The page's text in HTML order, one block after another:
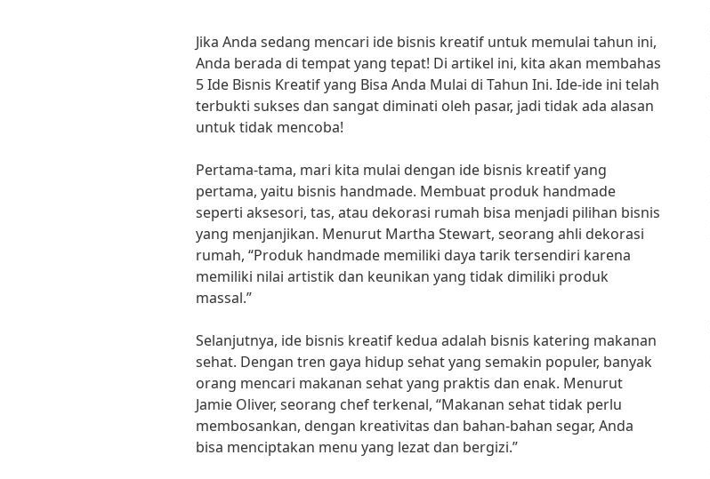
Jika Anda sedang mencari ide bisnis kreatif untuk memulai tahun ini,
Anda berada di tempat yang tepat! Di artikel ini, kita akan membahas
5 Ide Bisnis Kreatif yang Bisa Anda Mulai di Tahun Ini. Ide-ide ini telah
terbukti sukses dan sangat diminati oleh pasar, jadi tidak ada alasan
untuk tidak mencoba!
Pertama-tama, mari kita mulai dengan ide bisnis kreatif yang
pertama, yaitu bisnis handmade. Membuat produk handmade
seperti aksesori, tas, atau dekorasi rumah bisa menjadi pilihan bisnis
yang menjanjikan. Menurut Martha Stewart, seorang ahli dekorasi
rumah, “Produk handmade memiliki daya tarik tersendiri karena
memiliki nilai artistik dan keunikan yang tidak dimiliki produk
massal.”
Selanjutnya, ide bisnis kreatif kedua adalah bisnis katering makanan
sehat. Dengan tren gaya hidup sehat yang semakin populer, banyak
orang mencari makanan sehat yang praktis dan enak. Menurut
Jamie Oliver, seorang chef terkenal, “Makanan sehat tidak perlu
membosankan, dengan kreativitas dan bahan-bahan segar, Anda
bisa menciptakan menu yang lezat dan bergizi.”